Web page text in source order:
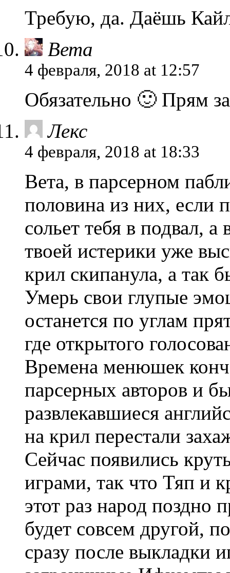
Требую, да. Даёшь
Вета
4 февраля, 2018 at 12:57
Обязательно 🙂 Прям
Лекс
4 февраля, 2018 at 18:33
Вета, в парсерном
половина из них, если
сольет тебя в подвал,
твоей истерики уже
крил скипанула, а так
Умерь свои глупые
останется по углам
где открытого
Времена менюшек
парсерных авторов и
развлекавшиеся
на крил перестали
Сейчас появились
играми, так что Тяп и
этот раз народ поздно
будет совсем другой,
сразу после выкладки